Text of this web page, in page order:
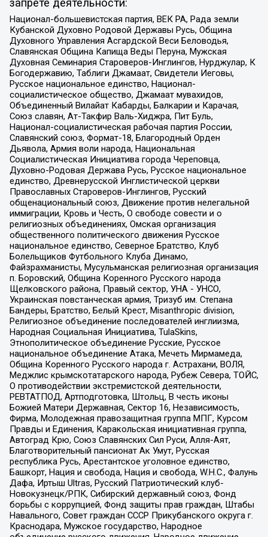
запрете деятельности:
Национал-большевистская партия, ВЕК РА, Рада земли
Кубанской Духовно Родовой Державы Русь, Община
Духовного Управления Асгардской Веси Беловодья,
Славянская Община Капища Веды Перуна, Мужская
Духовная Семинария Староверов-Инглингов, Нурджулар, К
Богодержавию, Таблиги Джамаат, Свидетели Иеговы,
Русское национальное единство, Национал-
социалистическое общество, Джамаат мувахидов,
Объединенный Вилайат Кабарды, Балкарии и Карачая,
Союз славян, Ат-Такфир Валь-Хиджра, Пит Буль,
Национал-социалистическая рабочая партия России,
Славянский союз, Формат-18, Благородный Орден
Дьявола, Армия воли народа, Национальная
Социалистическая Инициатива города Череповца,
Духовно-Родовая Держава Русь, Русское национальное
единство, Древнерусской Инглистической церкви
Православных Староверов-Инглингов, Русский
общенациональный союз, Движение против нелегальной
иммиграции, Кровь и Честь, О свободе совести и о
религиозных объединениях, Омская организация
общественного политического движения Русское
национальное единство, Северное Братство, Клуб
Болельщиков Футбольного Клуба Динамо,
Файзрахманисты, Мусульманская религиозная организация
п. Боровский, Община Коренного Русского народа
Щелковского района, Правый сектор, УНА - УНСО,
Украинская повстанческая армия, Тризуб им. Степана
Бандеры, Братство, Белый Крест, Misanthropic division,
Религиозное объединение последователей инглиизма,
Народная Социальная Инициатива, TulaSkins,
Этнополитическое объединение Русские, Русское
национальное объединение Атака, Мечеть Мирмамеда,
Община Коренного Русского народа г. Астрахани, ВОЛЯ,
Меджлис крымскотатарского народа, Рубеж Севера, ТОЙС,
О противодействии экстремистской деятельности,
РЕВТАТПОД, Артподготовка, Штольц, В честь иконы
Божией Матери Державная, Сектор 16, Независимость,
Фирма, Молодежная правозащитная группа МПГ, Курсом
Правды и Единения, Каракольская инициативная группа,
Автоград Крю, Союз Славянских Сил Руси, Алля-Аят,
Благотворительный пансионат Ак Умут, Русская
республика Русь, Арестантское уголовное единство,
Башкорт, Нация и свобода, Нация и свобода, W.H.С., Фалунь
Дафа, Иртыш Ultras, Русский Патриотический клуб-
Новокузнецк/РПК, Сибирский державный союз, Фонд
борьбы с коррупцией, Фонд защиты прав граждан, Штабы
Навального, Совет граждан СССР Прикубанского округа г.
Краснодара, Мужское государство, Народное